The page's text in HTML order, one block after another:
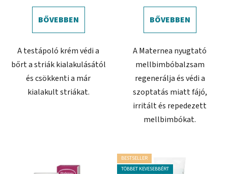
BŐVEBBEN
A testápoló krém védi a
bőrt a striák kialakulásától
és csökkenti a már
kialakult striákat.
BŐVEBBEN
A Maternea nyugtató
mellbimbóbalzsam
regenerálja és védi a
szoptatás miatt fájó,
irritált és repedezett
mellbimbókat.
BESTSELLER
TÖBBET KEVESEBBÉRT